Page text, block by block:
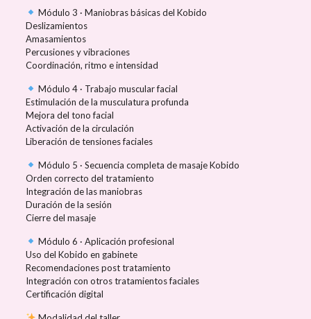
Módulo 3 · Maniobras básicas del Kobido
Deslizamientos
Amasamientos
Percusiones y vibraciones
Coordinación, ritmo e intensidad
Módulo 4 · Trabajo muscular facial
Estimulación de la musculatura profunda
Mejora del tono facial
Activación de la circulación
Liberación de tensiones faciales
Módulo 5 · Secuencia completa de masaje Kobido
Orden correcto del tratamiento
Integración de las maniobras
Duración de la sesión
Cierre del masaje
Módulo 6 · Aplicación profesional
Uso del Kobido en gabinete
Recomendaciones post tratamiento
Integración con otros tratamientos faciales
Certificación digital